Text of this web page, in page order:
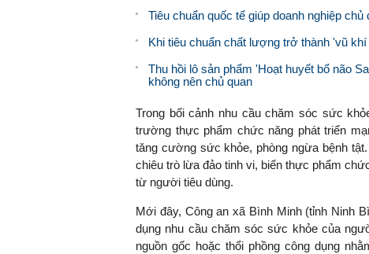
Tiêu chuẩn quốc tế giúp doanh nghiệp
Khi tiêu chuẩn chất lượng trở thành 'vũ
Thu hồi lô sản phẩm 'Hoạt huyết bổ não
không nên chủ quan
Trong bối cảnh nhu cầu chăm sóc sức
trường thực phẩm chức năng phát triển
tăng cường sức khỏe, phòng ngừa bệnh
chiêu trò lừa đảo tinh vi, biến thực phẩm
từ người tiêu dùng.
Mới đây, Công an xã Bình Minh (tỉnh Ninh
dụng nhu cầu chăm sóc sức khỏe của
nguồn gốc hoặc thổi phồng công dụng